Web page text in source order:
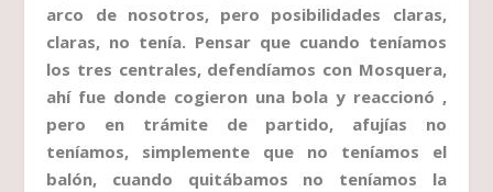
arco de nosotros, pero posibilidades claras,
claras, no tenía. Pensar que cuando teníamos
los tres centrales, defendíamos con Mosquera,
ahí fue donde cogieron una bola y reaccionó ,
pero en trámite de partido, afujías no
teníamos, simplemente que no teníamos el
balón, cuando quitábamos no teníamos la